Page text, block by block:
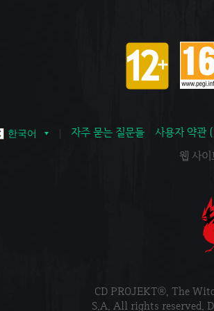
한국어 자주 묻는 질문들
사용자 약관
웹 사
CD PROJEKT®, The
S.A. All rights reserved.